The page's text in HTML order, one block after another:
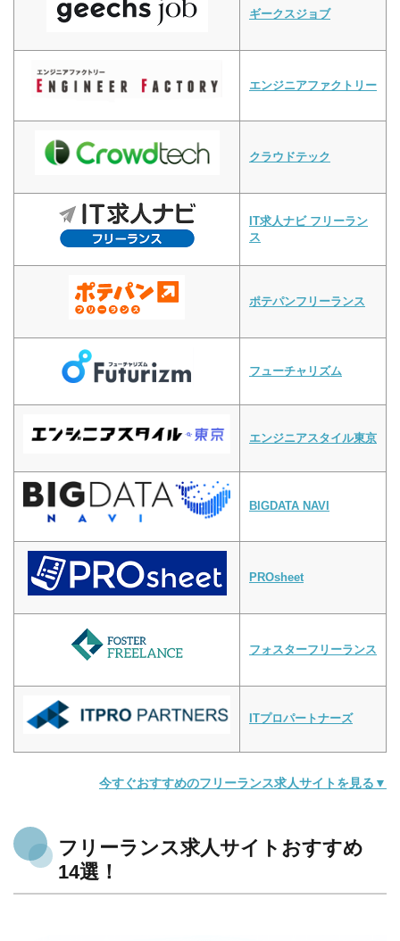
ギークスジョブ
エンジニアファクトリー
クラウドテック
IT求人ナビ フリーラン
ス
ポテパンフリーランス
フューチャリズム
エンジニアスタイル東京
BIGDATA NAVI
PROsheet
フォスターフリーランス
ITプロパートナーズ
今すぐおすすめのフリーランス求人サイトを見る▼
フリーランス求人サイトおすすめ
14選！